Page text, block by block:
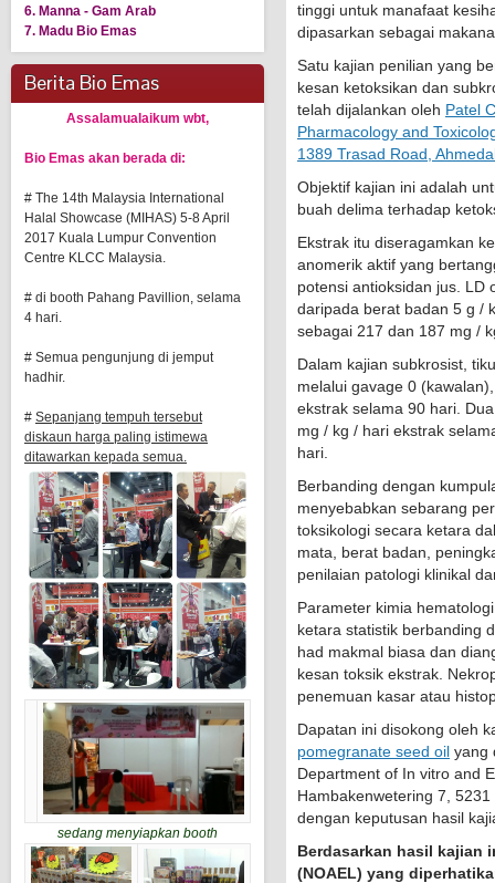
6. Manna - Gam Arab
7. Madu Bio Emas
Berita Bio Emas
Assalamualaikum wbt,
Bio Emas akan berada di:
# The 14th Malaysia International
Halal Showcase (MIHAS) 5-8 April
2017 Kuala Lumpur Convention
Centre KLCC Malaysia.
# di booth Pahang Pavillion, selama
4 hari.
# Semua pengunjung di jemput
hadhir.
# Sepanjang tempuh tersebut
diskaun harga paling istimewa
ditawarkan kepada semua.
sedang menyiapkan booth
tinggi untuk manafaat
dipasarkan sebagai
Satu kajian penilian yang
kesan ketoksikan dan
telah dijalankan oleh Patel
Pharmacology and
1389 Trasad Road,
Objektif kajian ini adalah
buah delima terhadap
Ekstrak itu diseragamkan
anomerik aktif yang
potensi antioksidan jus. LD
daripada berat badan 5 g /
sebagai 217 dan 187 mg /
Dalam kajian subkrosist,
melalui gavage 0
ekstrak selama 90 hari.
mg / kg / hari ekstrak
hari.
Berbanding dengan
menyebabkan sebarang
toksikologi secara ketara
mata, berat badan,
penilaian patologi klinikal
Parameter kimia
ketara statistik berbanding
had makmal biasa dan
kesan toksik ekstrak.
penemuan kasar atau
Dapatan ini disokong oleh
pomegranate seed oil yang
Department of In vitro and
Hambakenwetering 7,
dengan keputusan hasil
Berdasarkan hasil kajian
(NOAEL) yang